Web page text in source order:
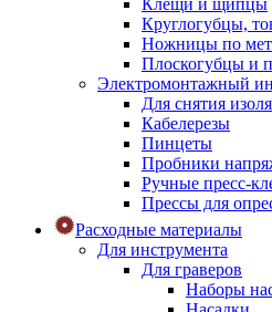
Клещи и щипцы
Круглогубцы,
Ножницы по
Плоскогубцы и
Электромонтажный
Для снятия
Кабелерезы
Пинцеты
Пробники
Ручные пресс-
Прессы для
Расходные материалы
Для инструмента
Для граверов
Наборы